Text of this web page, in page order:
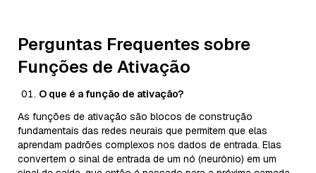
Perguntas Frequentes sobre
Funções de Ativação
O que é a função de ativação?
As funções de ativação são blocos de construção
fundamentais das redes neurais que permitem que elas
aprendam padrões complexos nos dados de entrada. Elas
convertem o sinal de entrada de um nó (neurônio) em um